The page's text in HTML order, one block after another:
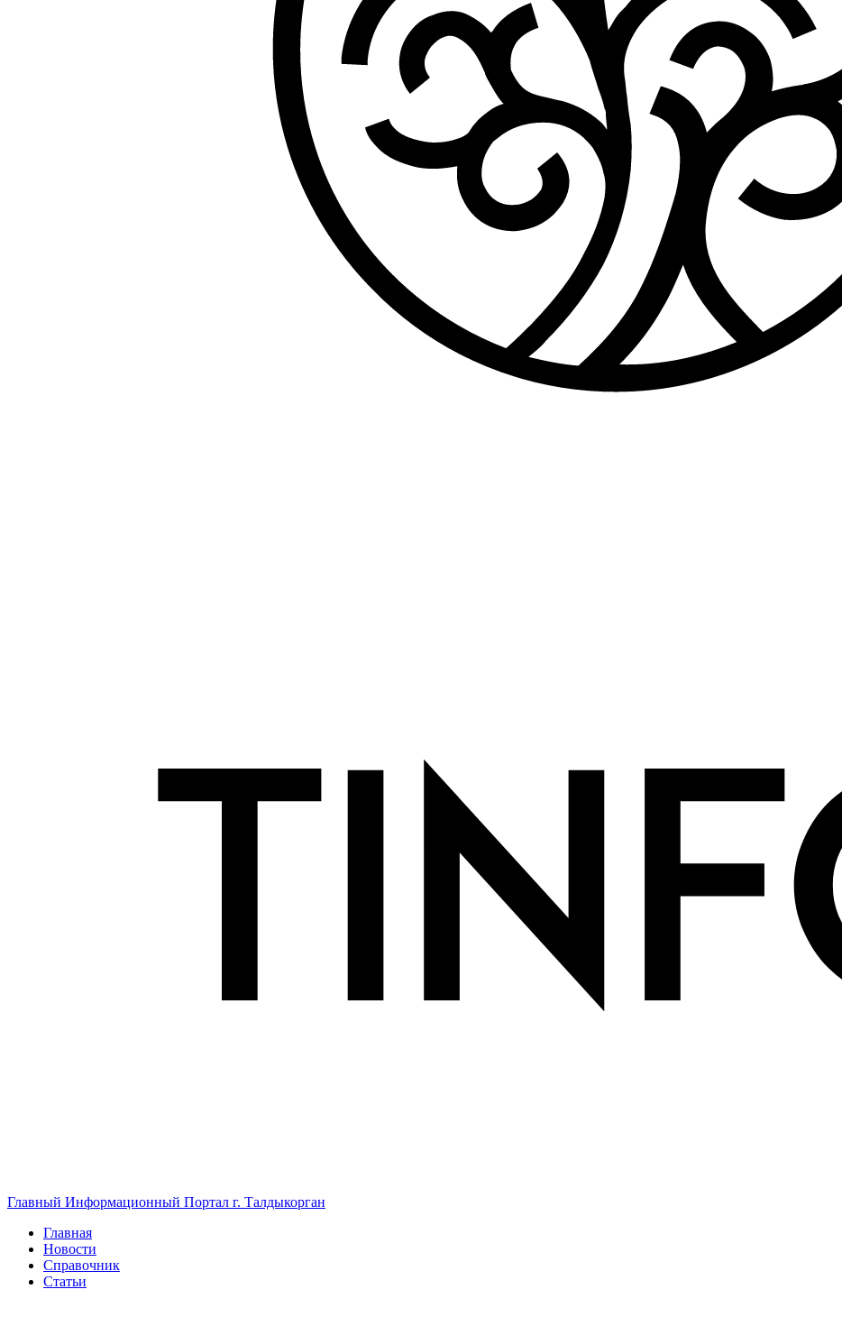
Главный Информационный Портал г. Талдыкорган
Главная
Новости
Справочник
Статьи